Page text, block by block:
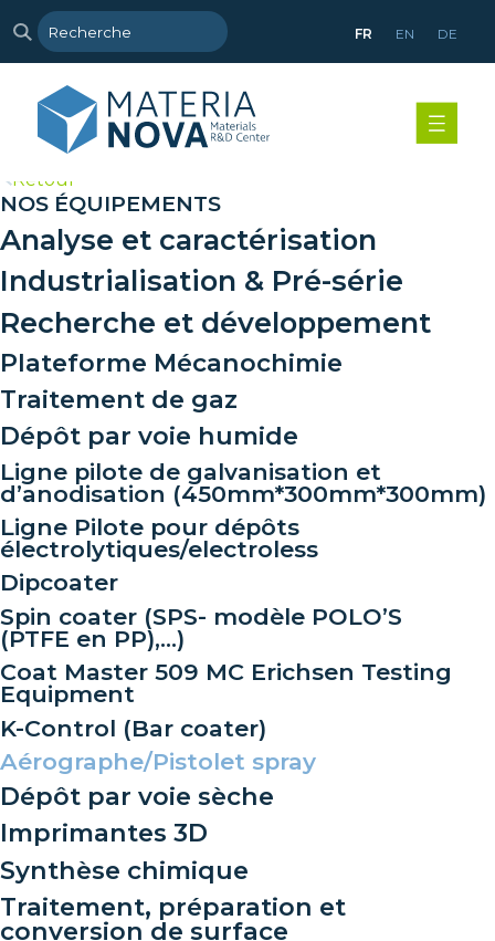
FR EN DE
Retour
NOS ÉQUIPEMENTS
Analyse et caractérisation
Industrialisation & Pré-série
Recherche et développement
Plateforme Mécanochimie
Traitement de gaz
Dépôt par voie humide
Ligne pilote de galvanisation et
d’anodisation (450mm*300mm*300mm)
Ligne Pilote pour dépôts
électrolytiques/electroless
Dipcoater
Spin coater (SPS- modèle POLO’S
(PTFE en PP),…)
Coat Master 509 MC Erichsen Testing
Equipment
K-Control (Bar coater)
Aérographe/Pistolet spray
Dépôt par voie sèche
Imprimantes 3D
Synthèse chimique
Traitement, préparation et
conversion de surface